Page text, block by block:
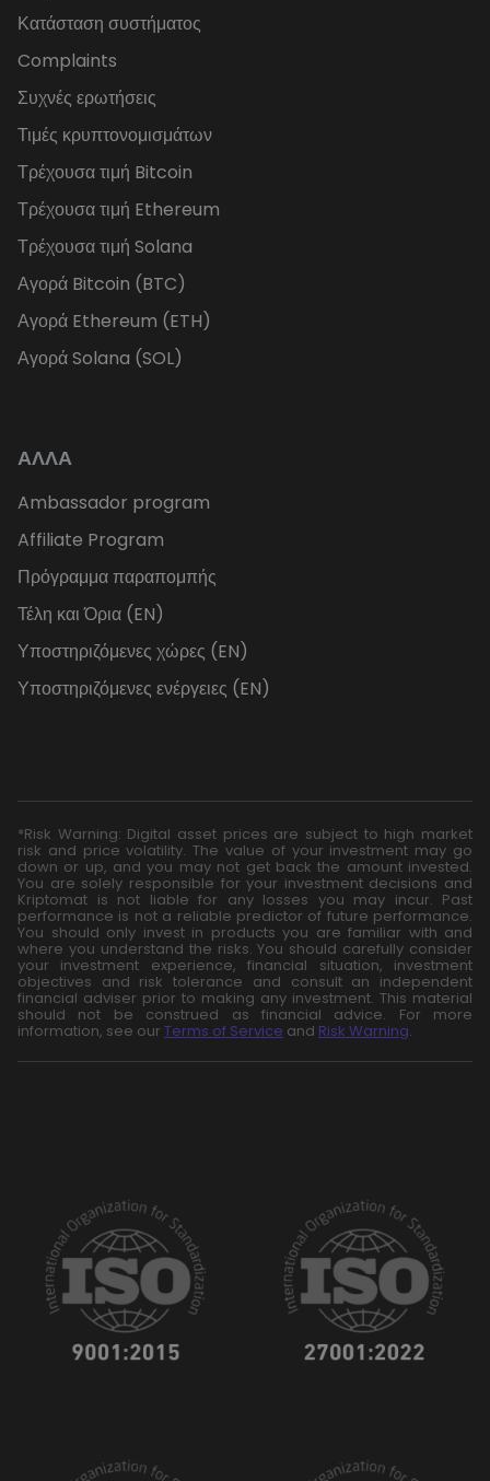
Κατάσταση συστήματος
Complaints
Συχνές ερωτήσεις
Τιμές κρυπτονομισμάτων
Τρέχουσα τιμή Bitcoin
Τρέχουσα τιμή Ethereum
Τρέχουσα τιμή Solana
Αγορά Bitcoin (BTC)
Αγορά Ethereum (ETH)
Αγορά Solana (SOL)
ΑΛΛΑ
Ambassador program
Affiliate Program
Πρόγραμμα παραπομπής
Τέλη και Όρια (EN)
Υποστηριζόμενες χώρες (EN)
Υποστηριζόμενες ενέργειες (EN)
*Risk Warning: Digital asset prices are subject to high market
risk and price volatility. The value of your investment may go
down or up, and you may not get back the amount invested.
You are solely responsible for your investment decisions and
Kriptomat is not liable for any losses you may incur. Past
performance is not a reliable predictor of future performance.
You should only invest in products you are familiar with and
where you understand the risks. You should carefully consider
your investment experience, financial situation, investment
objectives and risk tolerance and consult an independent
financial adviser prior to making any investment. This material
should not be construed as financial advice. For more
information, see our Terms of Service and Risk Warning.